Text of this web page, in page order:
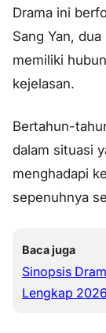
Drama ini
Sang Yan,
memiliki
kejelasan.
Bertahun-
dalam situasi
menghadapi
sepenuhnya
Baca juga
Sinopsis
Lengkap 2026